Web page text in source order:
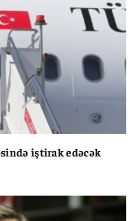
iştirak edəcək